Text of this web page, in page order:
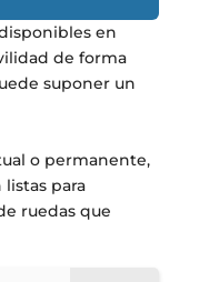
en
de forma
suponer un
o permanente,
para
ruedas que